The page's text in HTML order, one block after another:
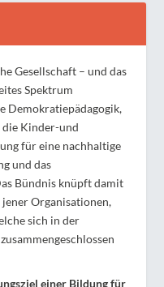
Gesellschaft – und das
Spektrum
Demokratiepädagogik,
Kinder-und
für eine nachhaltige
und das
Bündnis knüpft damit
Organisationen,
sich in der
einer Bildung für